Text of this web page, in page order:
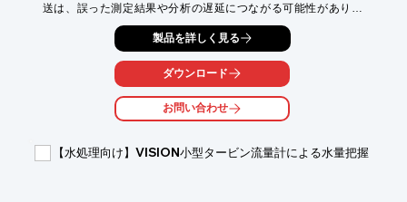
送は、誤った測定結果や分析の遅延につながる可能性がありま
す。KNF NPK012シリーズ 揺動ピストン型ガスポンプは、コンパ
クトでありながら高い性能を発揮し、環境モニタリングにおける
測定ニーズに応えます。
【活用シーン】
・大気汚染物質の測定
【導入の効果】
製品を詳しく見る
ダウンロード
お問い合わせ
【水処理向け】VISION小型タービン流量計による水量把握